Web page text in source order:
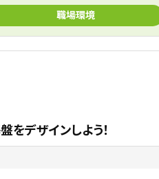
職場環境
デザインしよう！